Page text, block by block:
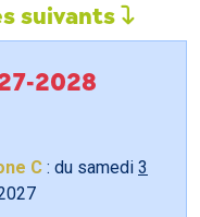
suivants
2028
C : du samedi 3